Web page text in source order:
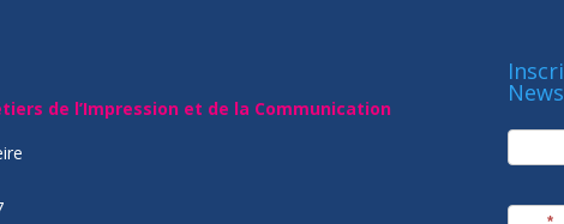
de l’Impression et de la Communication